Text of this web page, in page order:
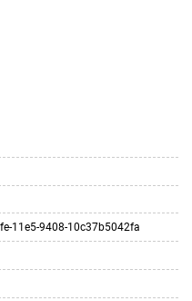
11e5-9408-10c37b5042fa